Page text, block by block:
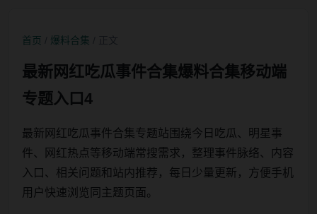
首页 爆料合集
最新网红吃瓜事件合集爆料合集移动端
专题入口4
最新网红吃瓜事件合集专题站围绕今日吃瓜、明星事
件、网红热点等移动端常搜需求，整理事件脉络、内容
入口、相关问题和站内推荐，每日少量更新，方便手机
用户快速浏览同主题页面。